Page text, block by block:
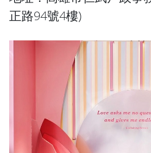
正路94號4樓)